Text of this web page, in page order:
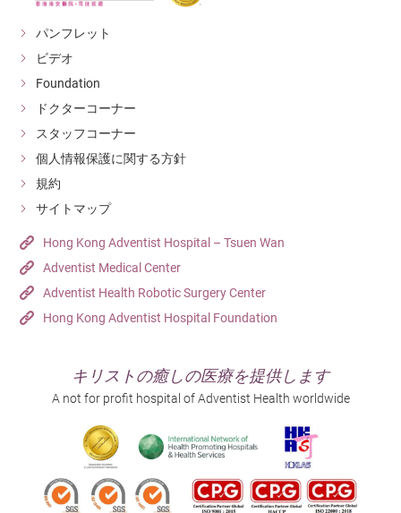
パンフレット
ビデオ
Foundation
ドクターコーナー
スタッフコーナー
個人情報保護に関する方針
規約
サイトマップ
Hong Kong Adventist Hospital – Tsuen Wan
Adventist Medical Center
Adventist Health Robotic Surgery Center
Hong Kong Adventist Hospital Foundation
キリストの癒しの医療を提供します
A not for profit hospital of Adventist Health worldwide